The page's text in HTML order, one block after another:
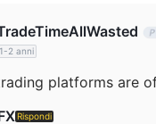
1-2 anni
Rispondi